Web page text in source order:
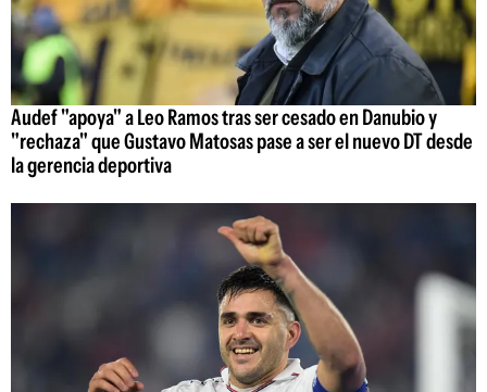
Audef "apoya" a Leo Ramos tras ser cesado en Danubio y
"rechaza" que Gustavo Matosas pase a ser el nuevo DT desde
la gerencia deportiva